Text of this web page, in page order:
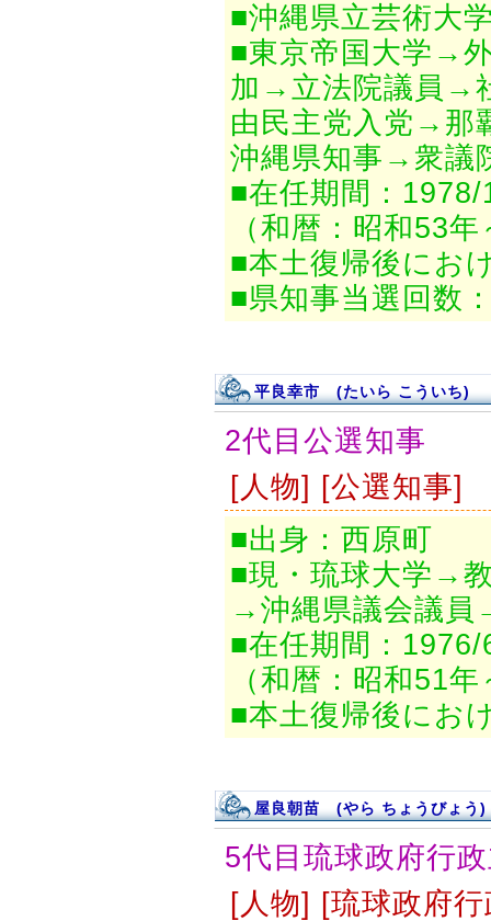
■沖縄県立芸術大
■東京帝国大学→
加→立法院議員→
由民主党入党→
沖縄県知事→衆議
■在任期間：
（和暦：昭和53
■本土復帰後にお
■県知事当選回数
平良幸市 (たいら こういち)
2代目公選知事
[人物] [公選知事]
■出身：西原町
■現・琉球大学→
→沖縄県議会議員
■在任期間：
（和暦：昭和51
■本土復帰後にお
屋良朝苗 (やら ちょうびょう)
5代目琉球政府行
[人物] [琉球政府